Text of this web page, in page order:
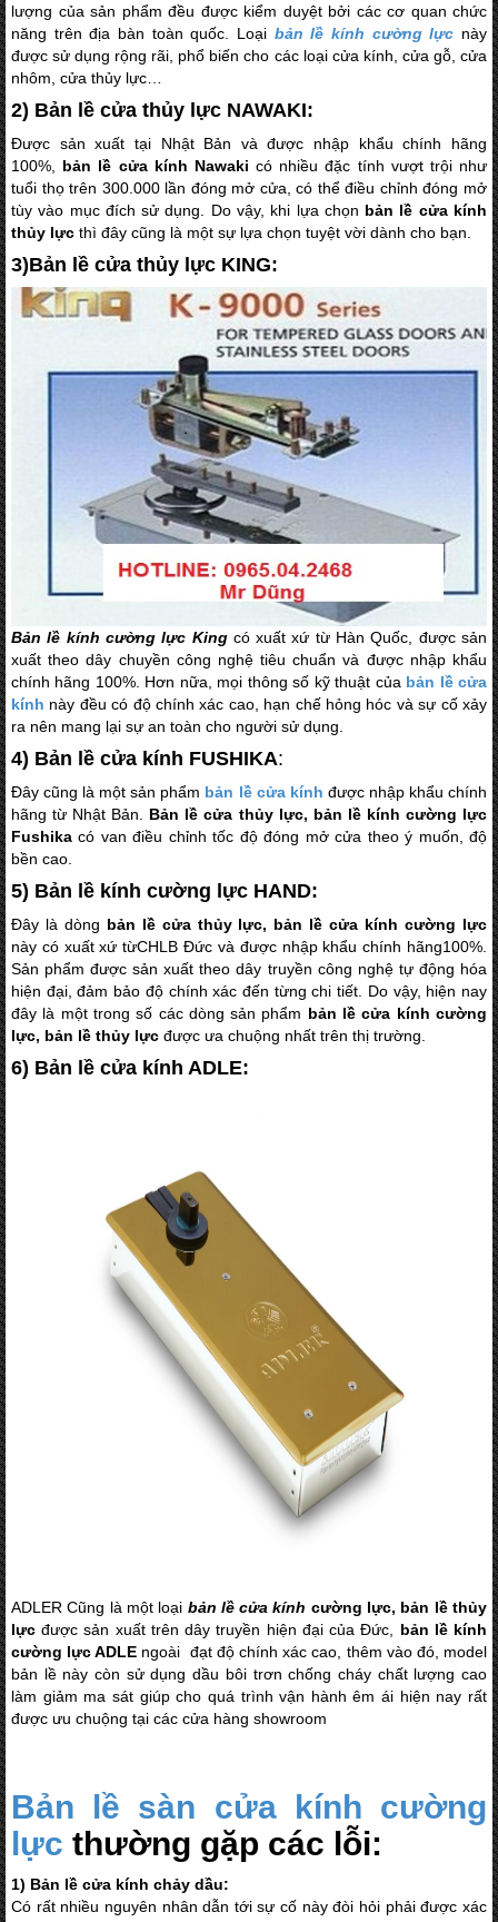
lượng của sản phẩm đều được kiểm duyệt bởi các cơ quan chức
năng trên địa bàn toàn quốc. Loại bản lề kính cường lực này
được sử dụng rộng rãi, phổ biến cho các loại cửa kính, cửa gỗ, cửa
nhôm, cửa thủy lực…
2) Bản lề cửa thủy lực NAWAKI:
Được sản xuất tại Nhật Bản và được nhập khẩu chính hãng
100%, bản lề cửa kính Nawaki có nhiều đặc tính vượt trội như
tuổi thọ trên 300.000 lần đóng mở cửa, có thể điều chỉnh đóng mở
tùy vào mục đích sử dụng. Do vậy, khi lựa chọn bản lề cửa kính
thủy lực thì đây cũng là một sự lựa chọn tuyệt vời dành cho bạn.
3)Bản lề cửa thủy lực KING:
Bản lề kính cường lực Kingcó xuất xứ từ Hàn Quốc, được sản
xuất theo dây chuyền công nghệ tiêu chuẩn và được nhập khẩu
chính hãng 100%. Hơn nữa, mọi thông số kỹ thuật của bản lề cửa
kính này đều có độ chính xác cao, hạn chế hỏng hóc và sự cố xảy
ra nên mang lại sự an toàn cho người sử dụng.
4) Bản lề cửa kính FUSHIKA:
Đây cũng là một sản phẩm bản lề cửa kính được nhập khẩu chính
hãng từ Nhật Bản. Bản lề cửa thủy lực, bản lề kính cường lực
Fushika có van điều chỉnh tốc độ đóng mở cửa theo ý muốn, độ
bền cao.
5) Bản lề kính cường lực HAND:
Đây là dòng bản lề cửa thủy lực, bản lề cửa kính cường lực
này có xuất xứ từCHLB Đức và được nhập khẩu chính hãng100%.
Sản phẩm được sản xuất theo dây truyền công nghệ tự động hóa
hiện đại, đảm bảo độ chính xác đến từng chi tiết. Do vậy, hiện nay
đây là một trong số các dòng sản phẩm bản lề cửa kính cường
lực, bản lề thủy lực được ưa chuộng nhất trên thị trường.
6) Bản lề cửa kính ADLE:
ADLER Cũng là một loại bản lề cửa kính cường lực, bản lề thủy
lực được sản xuất trên dây truyền hiện đại của Đức, bản lề kính
cường lực ADLE ngoài đạt độ chính xác cao, thêm vào đó, model
bản lề này còn sử dụng dầu bôi trơn chống cháy chất lượng cao
làm giảm ma sát giúp cho quá trình vận hành êm ái hiện nay rất
được ưu chuộng tại các cửa hàng showroom
Bản lề sàn cửa kính cường
lực thường gặp các lỗi:
1) Bản lề cửa kính chảy dầu:
Có rất nhiều nguyên nhân dẫn tới sự cố này đòi hỏi phải được xác